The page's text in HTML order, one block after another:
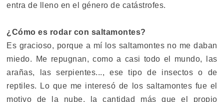
entra de lleno en el género de catástrofes.
¿Cómo es rodar con saltamontes?
Es gracioso, porque a mí los saltamontes no me daban
miedo. Me repugnan, como a casi todo el mundo, las
arañas, las serpientes..., ese tipo de insectos o de
reptiles. Lo que me interesó de los saltamontes fue el
motivo de la nube, la cantidad más que el propio